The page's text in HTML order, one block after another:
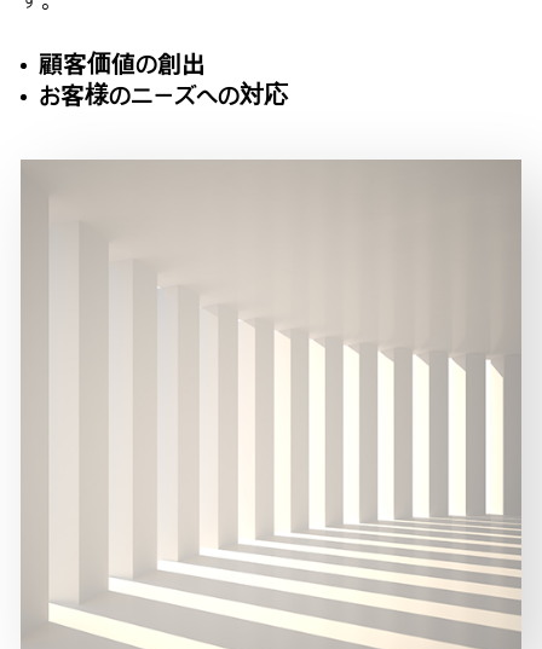
顧客価値の創出
お客様のニーズへの対応